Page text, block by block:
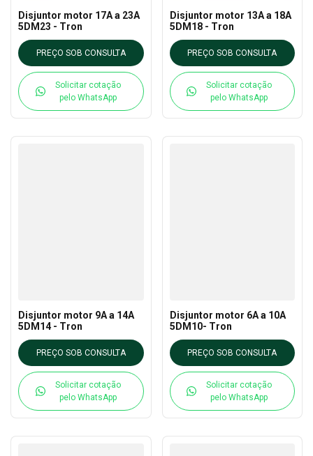
Disjuntor motor 17A a 23A
5DM23 - Tron
PREÇO SOB CONSULTA
Solicitar cotação
pelo WhatsApp
Disjuntor motor 13A a 18A
5DM18 - Tron
PREÇO SOB CONSULTA
Solicitar cotação
pelo WhatsApp
Disjuntor motor 9A a 14A
5DM14 - Tron
PREÇO SOB CONSULTA
Solicitar cotação
pelo WhatsApp
Disjuntor motor 6A a 10A
5DM10- Tron
PREÇO SOB CONSULTA
Solicitar cotação
pelo WhatsApp